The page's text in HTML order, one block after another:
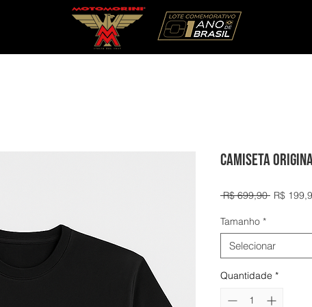
CAMISETA
R$ 699,90 Preço
R$
Tamanho *
Selecionar
Quantidade *